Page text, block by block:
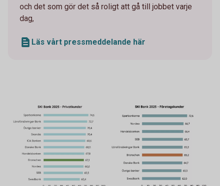
och det som gör det så roligt att gå till jobbet varje
dag,
Läs vårt pressmeddelande här